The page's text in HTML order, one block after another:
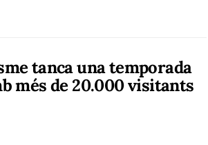
tanca una temporada
més de 20.000 visitants